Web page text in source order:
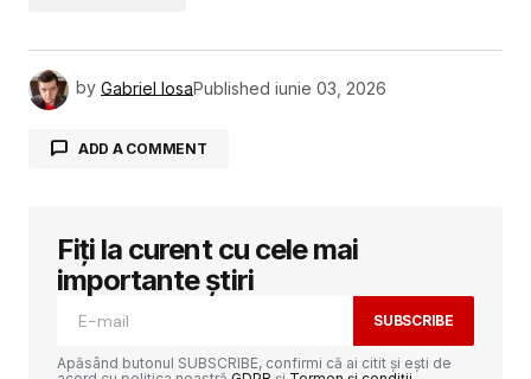
by Gabriel IosaPublished iunie 03, 2026
ADD A COMMENT
Adresa ta de email nu va fi publicată.
Câmpurile obligatorii sunt marcate cu
Fiți la curent cu cele mai
importante știri
SUBSCRIBE
Apăsând butonul SUBSCRIBE, confirmi că ai citit și ești de